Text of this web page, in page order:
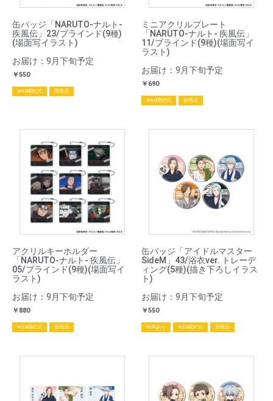
缶バッジ「NARUTO-ナルト-
疾風伝」23/ブラインド(9種)
(場面写イラスト)
お届け：9月下旬予定
￥550
WEB開封式 新商品
ミニアクリルプレート
「NARUTO-ナルト- 疾風伝」
11/ブラインド(9種)(場面写イ
ラスト)
お届け：9月下旬予定
￥690
WEB開封式 新商品
アクリルキーホルダー
「NARUTO-ナルト- 疾風伝」
05/ブラインド(9種)(場面写イ
ラスト)
お届け：9月下旬予定
￥880
WEB開封式 新商品
缶バッジ「アイドルマスター
SideM」43/浴衣ver. トレーデ
ィング(5種)(描き下ろしイラス
ト)
お届け：9月下旬予定
￥550
特典あり WEB開封式 新商品